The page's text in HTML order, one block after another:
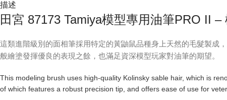
描述
田宮 87173 Tamiya模型專用油筆PRO II –
這類進階級別的面相筆採用特定的黃鼬鼠品種身上天然的毛髮製成
般繪塗發揮優良的表現之餘，也滿足資深模型玩家對油筆的期望。
This modeling brush uses high-quality Kolinsky sable hair, which is
of which features a robust precision tip, and offers ease of use for